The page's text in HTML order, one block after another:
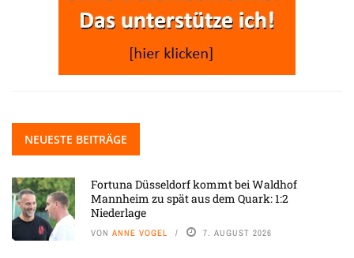
NEUESTE BEITRÄGE
Fortuna Düsseldorf kommt bei Waldhof
Mannheim zu spät aus dem Quark: 1:2
Niederlage
VON ANNE VOGEL 7. AUGUST 2026